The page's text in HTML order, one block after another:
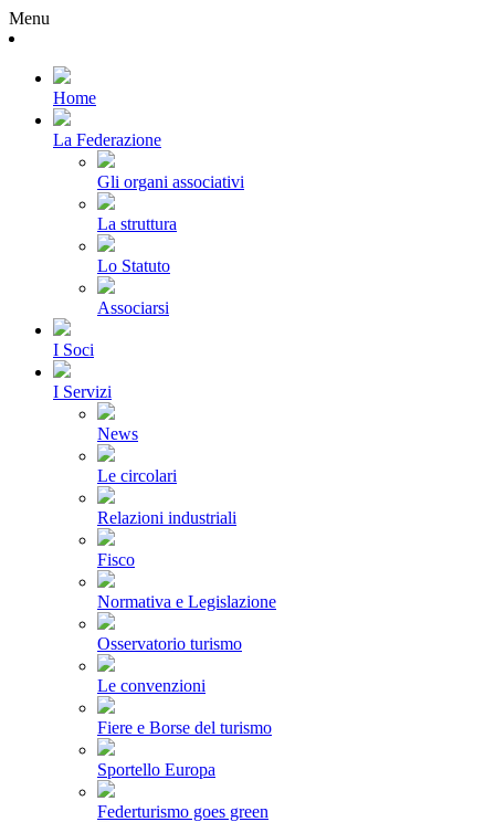
Menu
Home
La Federazione
Gli organi associativi
La struttura
Lo Statuto
Associarsi
I Soci
I Servizi
News
Le circolari
Relazioni industriali
Fisco
Normativa e Legislazione
Osservatorio turismo
Le convenzioni
Fiere e Borse del turismo
Sportello Europa
Federturismo goes green